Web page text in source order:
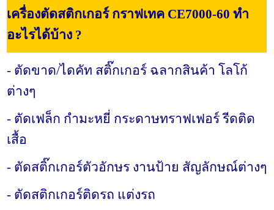
เครื่องตัดสติกเกอร์ กราฟเทค CE7000-60 ทำ
อะไรได้บ้าง ?
- ตัดขาด/ไดคัท สติ๊กเกอร์ ฉลากสินค้า โลโก้
ต่างๆ
- ตัดเฟล็ก กำมะหยี่ กระดาษทราฟเฟอร์ รีดติด
เสื้อ
- ตัดสติ๊กเกอร์ตัวอักษร งานป้าย สัญลักษณ์ต่างๆ
- ตัดสติกเกอร์ติดรถ แต่งรถ